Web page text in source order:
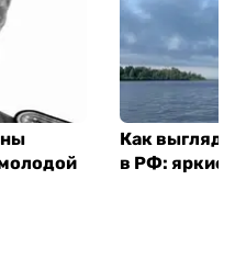
Как
в РФ: яркие